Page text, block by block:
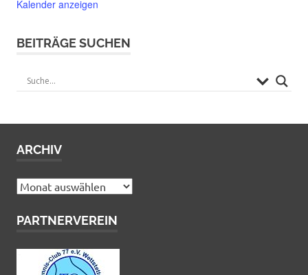
Kalender anzeigen
BEITRÄGE SUCHEN
ARCHIV
Archiv
PARTNERVEREIN